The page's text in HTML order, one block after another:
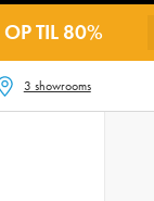
TIL 80%
3 showrooms